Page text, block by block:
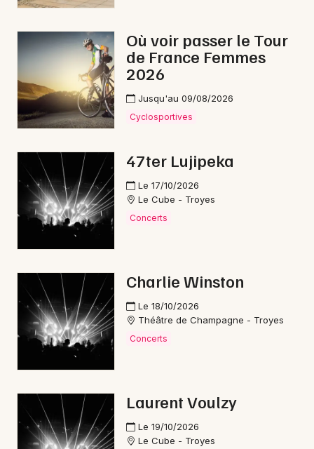
Concerts de Noël dans l' Aube
Concerts de Noël en Champagne-Ardenne
Concerts de Noël dans le Grand Est
Newsletter des sorties
Actus à Nogent-sur-Seine
Magazine à Nogent-sur-Seine
Où voir passer le Tour
de France Femmes
2026
Jusqu'au 09/08/2026
Cyclosportives
47ter Lujipeka
Le 17/10/2026
Le Cube - Troyes
Concerts
Charlie Winston
Le 18/10/2026
Théâtre de Champagne - Troyes
Concerts
Laurent Voulzy
Le 19/10/2026
Le Cube - Troyes